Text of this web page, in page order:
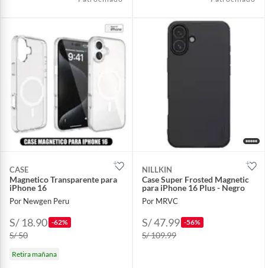
CASE
Magnetico Transparente para
iPhone 16
Por Newgen Peru
S/ 18.90 -62%
S/ 50
Retira mañana
NILLKIN
Case Super Frosted Magnetic
para iPhone 16 Plus - Negro
Por MRVC
S/ 47.99 -56%
S/ 109.99